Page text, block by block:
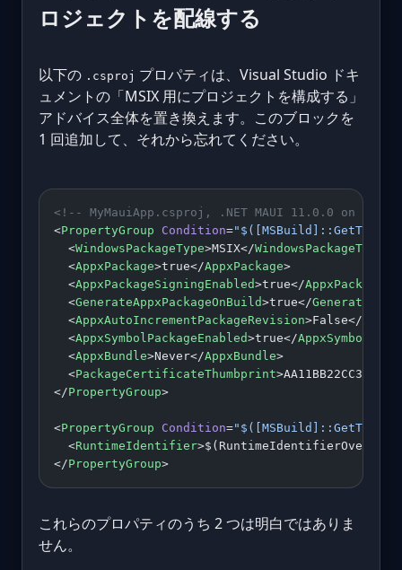
ロジェクトを配線する
以下の .csproj プロパティは、Visual Studio ドキ
ュメントの「MSIX 用にプロジェクトを構成する」
アドバイス全体を置き換えます。このブロックを
1 回追加して、それから忘れてください。
<!-- MyMauiApp.csproj, .NET MAUI 11.0.0 on .NET
<PropertyGroup Condition=
  <
WindowsPackageType>MSIX</WindowsPackageType
  <
AppxPackage>true</AppxPackage>
  <
AppxPackageSigningEnabled>true</
  <
GenerateAppxPackageOnBuild>true</
  <
AppxAutoIncrementPackageRevision>False</
  <
AppxSymbolPackageEnabled>true</
  <
AppxBundle>Never</AppxBundle>
  <
PackageCertificateThumbprint
</PropertyGroup>
<PropertyGroup Condition=
  <
RuntimeIdentifier
</PropertyGroup>
これらのプロパティのうち 2 つは明白ではありま
せん。